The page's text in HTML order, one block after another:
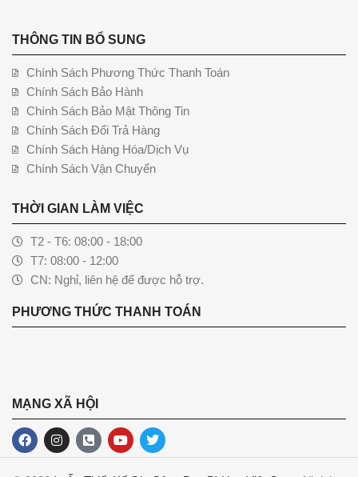
THÔNG TIN BỔ SUNG
Chính Sách Phương Thức Thanh Toán
Chính Sách Bảo Hành
Chính Sách Bảo Mật Thông Tin
Chính Sách Đổi Trả Hàng
Chính Sách Hàng Hóa/Dịch Vụ
Chính Sách Vận Chuyển
THỜI GIAN LÀM VIỆC
T2 - T6: 08:00 - 18:00
T7: 08:00 - 12:00
CN: Nghỉ, liên hệ để được hỗ trợ.
PHƯƠNG THỨC THANH TOÁN
MẠNG XÃ HỘI